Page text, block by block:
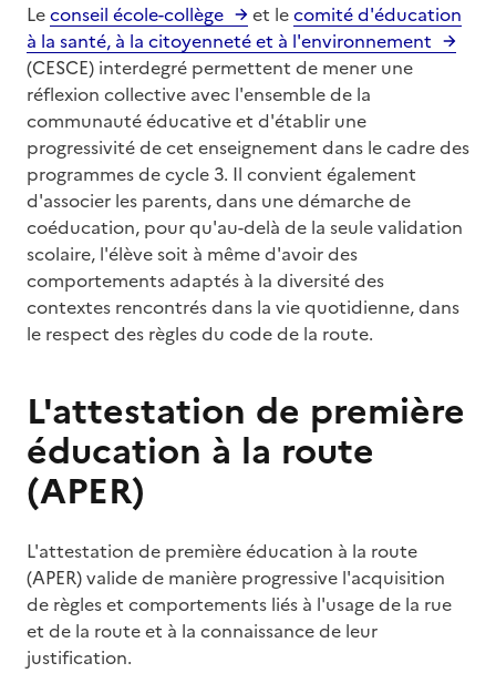
Leconseil école-collège et lecomité d'éducation
à la santé, à la citoyenneté et à l'environnement
(CESCE) interdegré permettent de mener une
réflexion collective avec l'ensemble de la
communauté éducative et d'établir une
progressivité de cet enseignement dans le cadre des
programmes de cycle 3. Il convient également
d'associer les parents, dans une démarche de
coéducation, pour qu'au-delà de la seule validation
scolaire, l'élève soit à même d'avoir des
comportements adaptés à la diversité des
contextes rencontrés dans la vie quotidienne, dans
le respect des règles du code de la route.
L'attestation de première
éducation à la route
(APER)
L'attestation de première éducation à la route
(APER) valide de manière progressive l'acquisition
de règles et comportements liés à l'usage de la rue
et de la route et à la connaissance de leur
justification.